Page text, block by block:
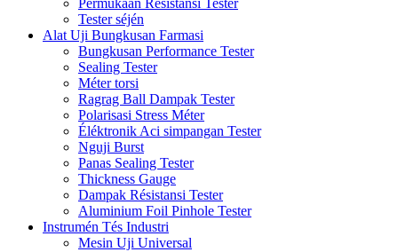
Tester séjén
Alat Uji Bungkusan Farmasi
Bungkusan Performance Tester
Sealing Tester
Méter torsi
Ragrag Ball Dampak Tester
Polarisasi Stress Méter
Éléktronik Aci simpangan Tester
Nguji Burst
Panas Sealing Tester
Thickness Gauge
Dampak Résistansi Tester
Aluminium Foil Pinhole Tester
Instrumén Tés Industri
Mesin Uji Universal